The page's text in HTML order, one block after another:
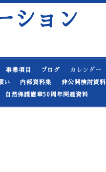
ション
事業項目 ブログ カレンダー
い 内部資料集 非公開検討資料
自然保護憲章50周年関連資料